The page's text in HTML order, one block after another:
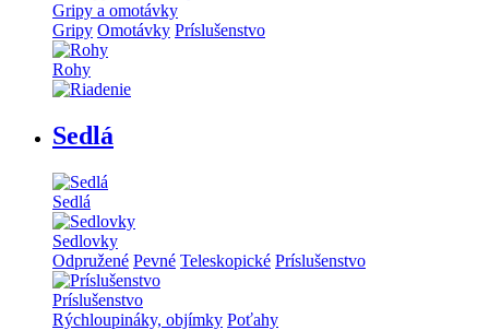
Gripy a omotávky
Gripy Omotávky Príslušenstvo
Rohy
Sedlá
Sedlá
Sedlovky
Odpružené Pevné Teleskopické Príslušenstvo
Príslušenstvo
Rýchloupináky, objímky Poťahy